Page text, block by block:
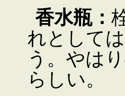
香水瓶：
れとして
う。やは
らしい。